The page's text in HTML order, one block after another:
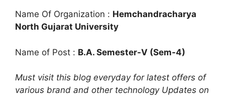
Name Of Organization : Hemchandracharya
North Gujarat University
Name of Post : B.A. Semester-V (Sem-4)
Must visit this blog everyday for latest offers of
various brand and other technology Updates on